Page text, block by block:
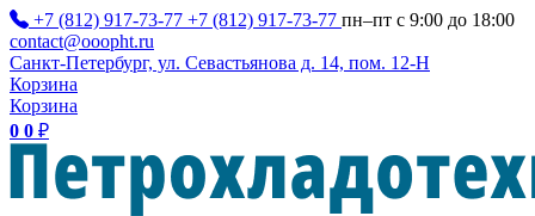
+7 (812) 917-73-77 +7 (812) 917-73-77 пн–пт с 9:00 до 18:00
contact@ooopht.ru
Санкт-Петербург, ул. Севастьянова д. 14, пом. 12-Н
Корзина
Корзина
0 0 ₽